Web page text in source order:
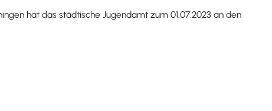
hat das städtische Jugendamt zum 01.07.2023 an den